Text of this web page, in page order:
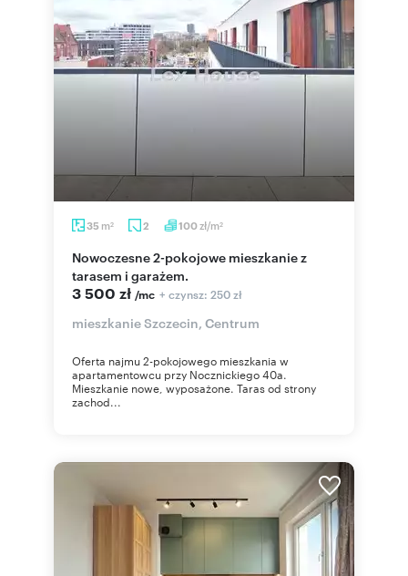
35 m2 2 100zł/m2
Nowoczesne 2-pokojowe mieszkanie z
tarasem i garażem.
3 500 zł /mc + czynsz: 250 zł
mieszkanie Szczecin, Centrum
Oferta najmu 2-pokojowego mieszkania w
apartamentowcu przy Nocznickiego 40a.
Mieszkanie nowe, wyposażone. Taras od strony
zachod...